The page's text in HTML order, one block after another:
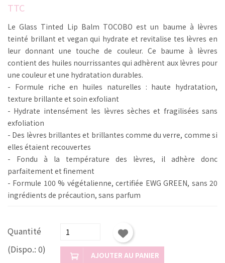
TTC
Le Glass Tinted Lip Balm TOCOBO est un baume à lèvres
teinté brillant et vegan qui hydrate et revitalise tes lèvres en
leur donnant une touche de couleur. Ce baume à lèvres
contient des huiles nourrissantes qui adhèrent aux lèvres pour
une couleur et une hydratation durables.
- Formule riche en huiles naturelles : haute hydratation,
texture brillante et soin exfoliant
- Hydrate intensément les lèvres sèches et fragilisées sans
exfoliation
- Des lèvres brillantes et brillantes comme du verre, comme si
elles étaient recouvertes
- Fondu à la température des lèvres, il adhère donc
parfaitement et finement
- Formule 100 % végétalienne, certifiée EWG GREEN, sans 20
ingrédients de précaution, sans parfum
Quantité
(Dispo.: 0)
AJOUTER AU PANIER